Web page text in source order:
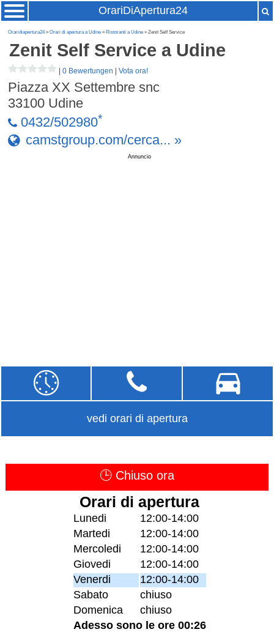
OrariDiApertura24
Oraridiapertura24»Orari di apertura a Udine » Ristoranti a Udine » Zenit Self Service
Zenit Self Service a Udine
|0 Bewertungen |Vota ora!
Piazza XX Settembre snc
33100 Udine
0432/502980*
camstgroup.com/cerca... »
Annuncio
vedi orari di apertura
🕒 Chiuso ora
Orari di apertura
Lunedi
12:00-14:00
Martedi
12:00-14:00
Mercoledi
12:00-14:00
Giovedi
12:00-14:00
Venerdi
12:00-14:00
Sabato
chiuso
Domenica
chiuso
Adesso sono le ore 00:26